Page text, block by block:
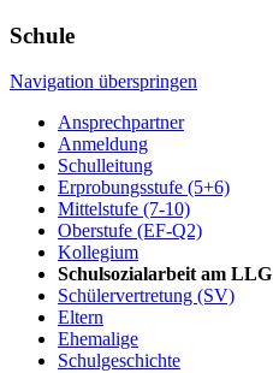
Schule
Navigation überspringen
Ansprechpartner
Anmeldung
Schulleitung
Erprobungsstufe (5+6)
Mittelstufe (7-10)
Oberstufe (EF-Q2)
Kollegium
Schulsozialarbeit am LLG
Schülervertretung (SV)
Eltern
Ehemalige
Schulgeschichte